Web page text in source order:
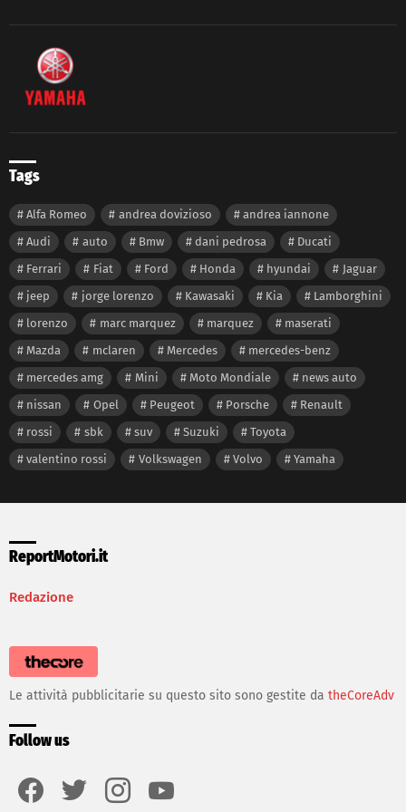
Tags
Alfa Romeo andrea dovizioso
andrea iannone
Audi
auto Bmw dani pedrosa
Ducati
Ferrari
Fiat Ford Honda hyundai
Jaguar
jeep
jorge lorenzo Kawasaki Kia
Lamborghini
lorenzo
marc marquez marquez
maserati
Mazda
mclaren Mercedes
mercedes-benz
mercedes amg
Mini Moto Mondiale
news auto
nissan
Opel Peugeot Porsche
Renault
rossi
sbk suv Suzuki
Toyota
valentino rossi
Volkswagen Volvo Yamaha
ReportMotori.it
Redazione
Le attività pubblicitarie su questo sito sono gestite da theCoreAdv
Follow us